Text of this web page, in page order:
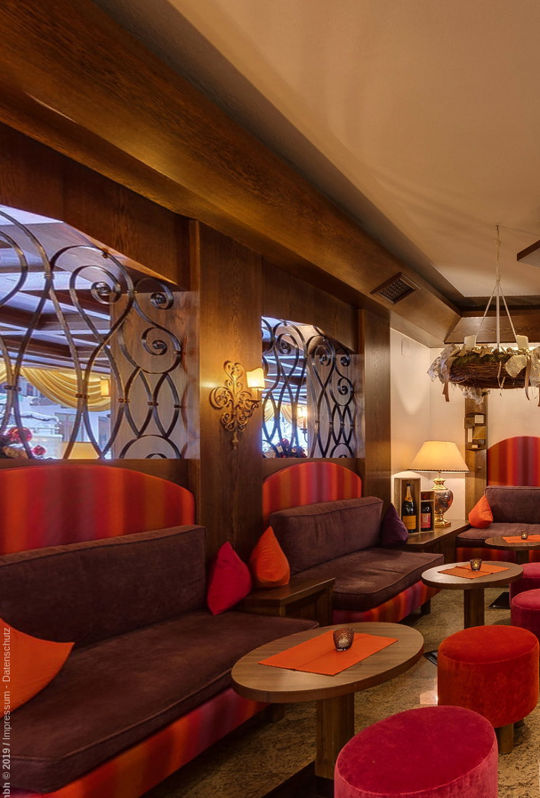
/
Impressum
-
Datenschutz